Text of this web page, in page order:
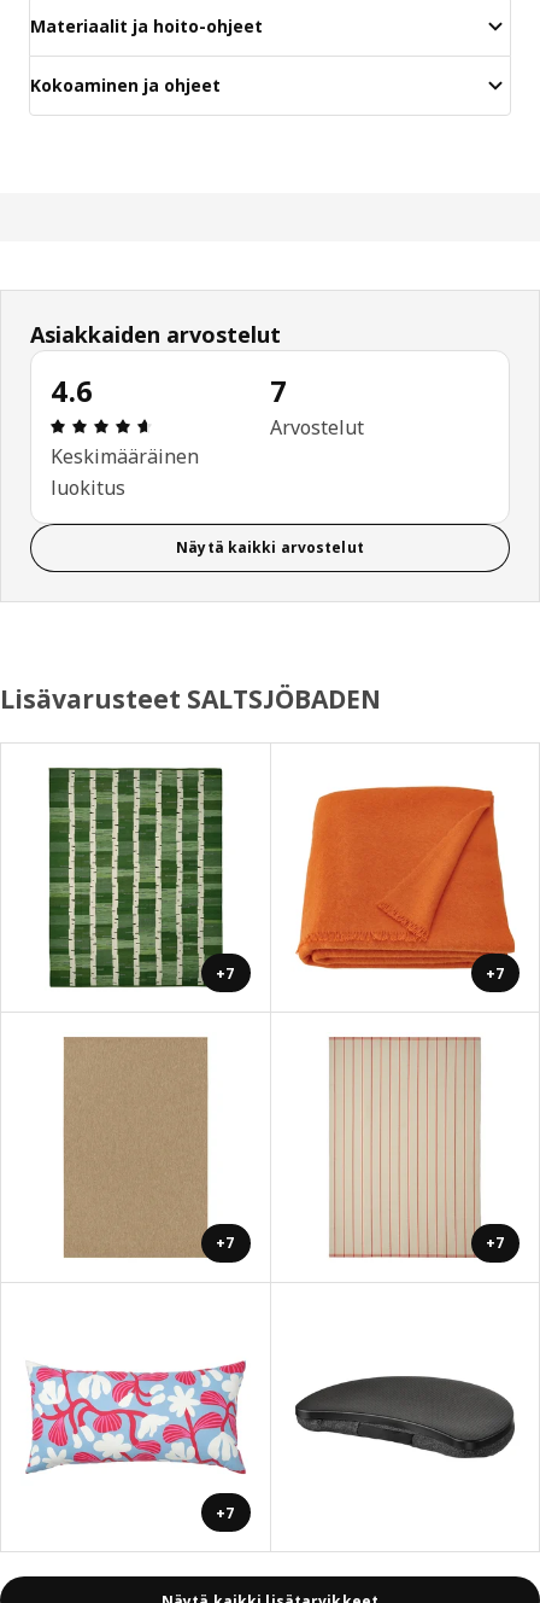
Materiaalit ja hoito-ohjeet
Kokoaminen ja ohjeet
Asiakkaiden arvostelut
4.6
: 4.6 / 5 tähteä. Arvostelut yhteensä: 7
Keskimääräinen
luokitus
7
Arvostelut
Näytä kaikki arvostelut
Lisävarusteet SALTSJÖBADEN
+7 +7
+7 +7
+7